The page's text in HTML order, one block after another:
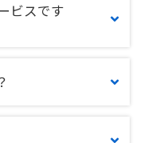
ビスです